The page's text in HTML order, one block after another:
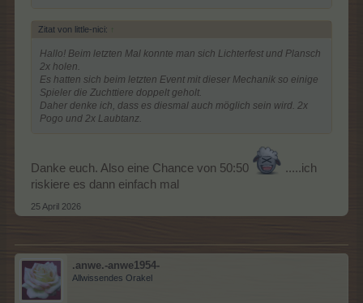
Zitat von little-nici: ↑
Hallo! Beim letzten Mal konnte man sich Lichterfest und Plansch
2x holen.
Es hatten sich beim letzten Event mit dieser Mechanik so einige
Spieler die Zuchttiere doppelt geholt.
Daher denke ich, dass es diesmal auch möglich sein wird. 2x
Pogo und 2x Laubtanz.
Danke euch. Also eine Chance von 50:50
.....ich
riskiere es dann einfach mal
25 April 2026
.anwe.-anwe1954-
Allwissendes Orakel